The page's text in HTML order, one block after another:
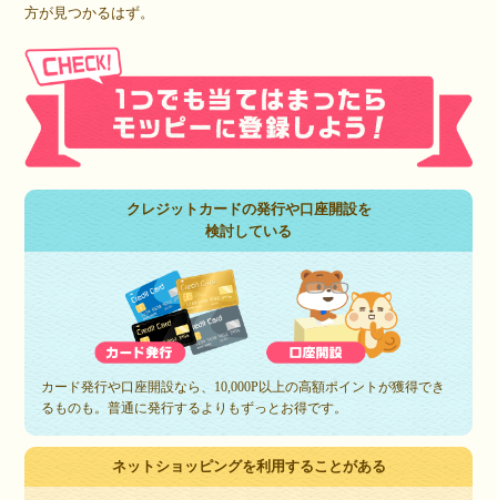
方が見つかるはず。
クレジットカードの発行や口座開設を
検討している
カード発行や口座開設なら、10,000P以上の高額ポイントが獲得でき
るものも。普通に発行するよりもずっとお得です。
ネットショッピングを利用することがある